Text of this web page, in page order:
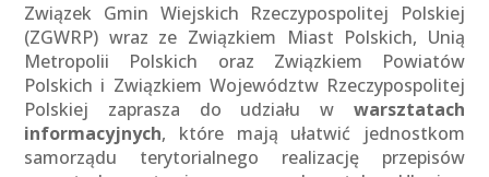
Związek Gmin Wiejskich Rzeczypospolitej Polskiej
(ZGWRP) wraz ze Związkiem Miast Polskich, Unią
Metropolii Polskich oraz Związkiem Powiatów
Polskich i Związkiem Województw Rzeczypospolitej
Polskiej zaprasza do udziału w
warsztatach
informacyjnych, które mają ułatwić jednostkom
samorządu terytorialnego realizację przepisów